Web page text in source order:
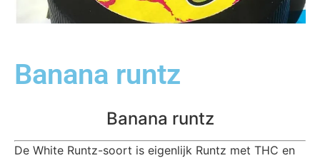
Banana runtz
Banana runtz
De White Runtz-soort is eigenlijk Runtz met THC en